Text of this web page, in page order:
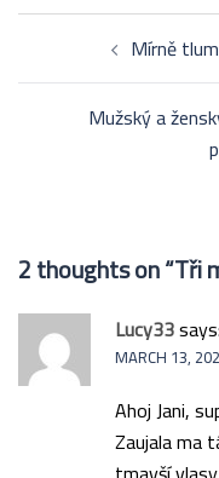
Post
navigationMírně
Mužský a
2 thoughts on “Tři
Lucy33says:
MARCH 13,
Ahoj Jani,
Zaujala ma